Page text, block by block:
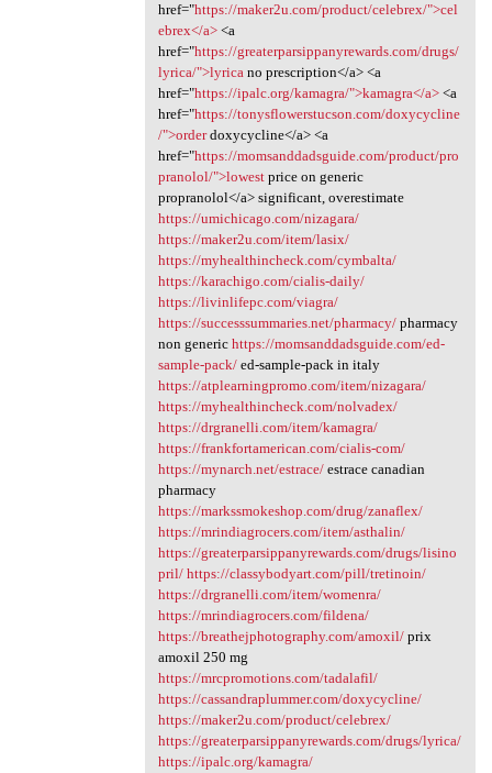
href="https://maker2u.com/product/celebrex/">cel
ebrex</a><a
href="https://greaterparsippanyrewards.com/drugs/
lyrica/">lyricano prescription</a> <a
href="https://ipalc.org/kamagra/">kamagra</a><a
href="https://tonysflowerstucson.com/doxycycline
/">orderdoxycycline</a> <a
href="https://momsanddadsguide.com/product/pro
pranolol/">lowestprice on generic
propranolol</a> significant, overestimate
https://umichicago.com/nizagara/
https://maker2u.com/item/lasix/
https://myhealthincheck.com/cymbalta/
https://karachigo.com/cialis-daily/
https://livinlifepc.com/viagra/
https://successsummaries.net/pharmacy/pharmacy
non generic https://momsanddadsguide.com/ed-
sample-pack/ed-sample-pack in italy
https://atplearningpromo.com/item/nizagara/
https://myhealthincheck.com/nolvadex/
https://drgranelli.com/item/kamagra/
https://frankfortamerican.com/cialis-com/
https://mynarch.net/estrace/estrace canadian
pharmacy
https://markssmokeshop.com/drug/zanaflex/
https://mrindiagrocers.com/item/asthalin/
https://greaterparsippanyrewards.com/drugs/lisino
pril/ https://classybodyart.com/pill/tretinoin/
https://drgranelli.com/item/womenra/
https://mrindiagrocers.com/fildena/
https://breathejphotography.com/amoxil/prix
amoxil 250 mg
https://mrcpromotions.com/tadalafil/
https://cassandraplummer.com/doxycycline/
https://maker2u.com/product/celebrex/
https://greaterparsippanyrewards.com/drugs/lyrica/
https://ipalc.org/kamagra/